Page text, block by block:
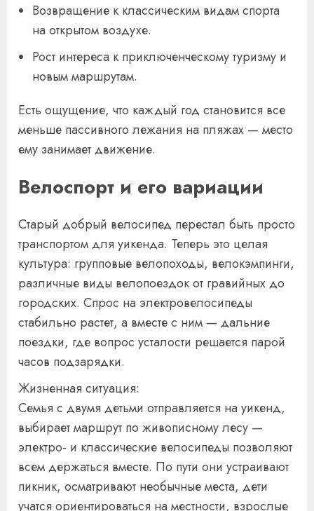
Возвращение к классическим видам спорта
на открытом воздухе.
Рост интереса к приключенческому туризму и
новым маршрутам.
Есть ощущение, что каждый год становится все
меньше пассивного лежания на пляжах — место
ему занимает движение.
Велоспорт и его вариации
Старый добрый велосипед перестал быть просто
транспортом для уикенда. Теперь это целая
культура: групповые велопоходы, велокэмпинги,
различные виды велопоездок от гравийных до
городских. Спрос на электровелосипеды
стабильно растет, а вместе с ним — дальние
поездки, где вопрос усталости решается парой
часов подзарядки.
Жизненная ситуация:
Семья с двумя детьми отправляется на уикенд,
выбирает маршрут по живописному лесу —
электро- и классические велосипеды позволяют
всем держаться вместе. По пути они устраивают
пикник, осматривают необычные места, дети
учатся ориентироваться на местности, взрослые